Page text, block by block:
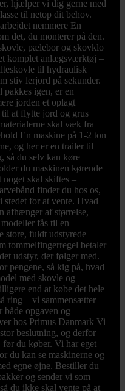
hjælper vi dig gerne med
til netop dit behov.
nemmere En
det, du monterer på den.
pælebor og skovklo
komplet anlægsværktøj –
til hydraulisk
stiv lerjord på sekunder.
pakkes igen, er en
jorden et oplagt
at flytte jord og grus
skal væk fra
En maskine på 1-2 ton
og her er en trailer til
så du selv kan køre
du maskinen kørende
noget skal skiftes –
finder du hos os,
stedet for at vente. Hvad
afhænger af størrelse,
fås til en
store, fuldt udstyrede
tommelfingerregel betaler
udstyr, der følger med.
pengene, så kig på, hvad
med skovle og
end at købe det hele
ring – vi sammensætter
både opgaven og
hos Primus Danmark Vi
beslutning, og derfor
du køber. Vi har eget
du kan se maskinerne og
egne øjne. Bestiller du
og sender vi som
du ikke skal vente på at